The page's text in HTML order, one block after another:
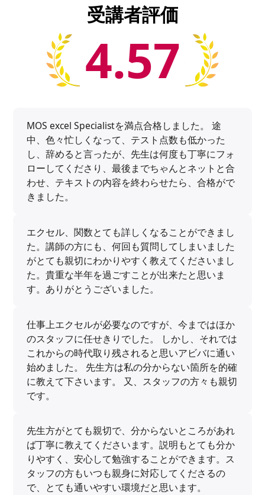
受講者評価
4.57
MOS excel Specialistを満点合格しました。 途
中、色々忙しくなって、テスト点数も低かった
し、辞めると言ったが、先生は何度も丁寧にフォ
ローしてくださり、最後までちゃんとネットと合
わせ、テキストの内容を終わらせたら、合格がで
きました。
エクセル、関数とても詳しくなることができまし
た。講師の方にも、何回も質問してしまいました
がとても親切にわかりやすく教えてくださいまし
た。貴重な半年を過ごすことが出来たと思いま
す。ありがとうございました。
仕事上エクセルが必要なのですが、今まではほか
のスタッフに任せきりでした。 しかし、それでは
これからの時代取り残されると思いアビバに通い
始めました。 先生方は私の分からない箇所を的確
に教えて下さいます。 又、スタッフの方々も親切
です。
先生方がとても親切で、分からないところがあれ
ば丁寧に教えてくださいます。説明もとても分か
りやすく、安心して勉強することができます。ス
タッフの方もいつも親身に対応してくださるの
で、とても通いやすい環境だと思います。